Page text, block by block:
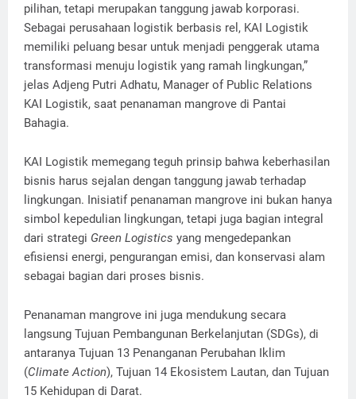
pilihan, tetapi merupakan tanggung jawab korporasi.
Sebagai perusahaan logistik berbasis rel, KAI Logistik
memiliki peluang besar untuk menjadi penggerak utama
transformasi menuju logistik yang ramah lingkungan,”
jelas Adjeng Putri Adhatu, Manager of Public Relations
KAI Logistik, saat penanaman mangrove di Pantai
Bahagia.
KAI Logistik memegang teguh prinsip bahwa keberhasilan
bisnis harus sejalan dengan tanggung jawab terhadap
lingkungan. Inisiatif penanaman mangrove ini bukan hanya
simbol kepedulian lingkungan, tetapi juga bagian integral
dari strategi Green Logistics yang mengedepankan
efisiensi energi, pengurangan emisi, dan konservasi alam
sebagai bagian dari proses bisnis.
Penanaman mangrove ini juga mendukung secara
langsung Tujuan Pembangunan Berkelanjutan (SDGs), di
antaranya Tujuan 13 Penanganan Perubahan Iklim
(Climate Action), Tujuan 14 Ekosistem Lautan, dan Tujuan
15 Kehidupan di Darat.